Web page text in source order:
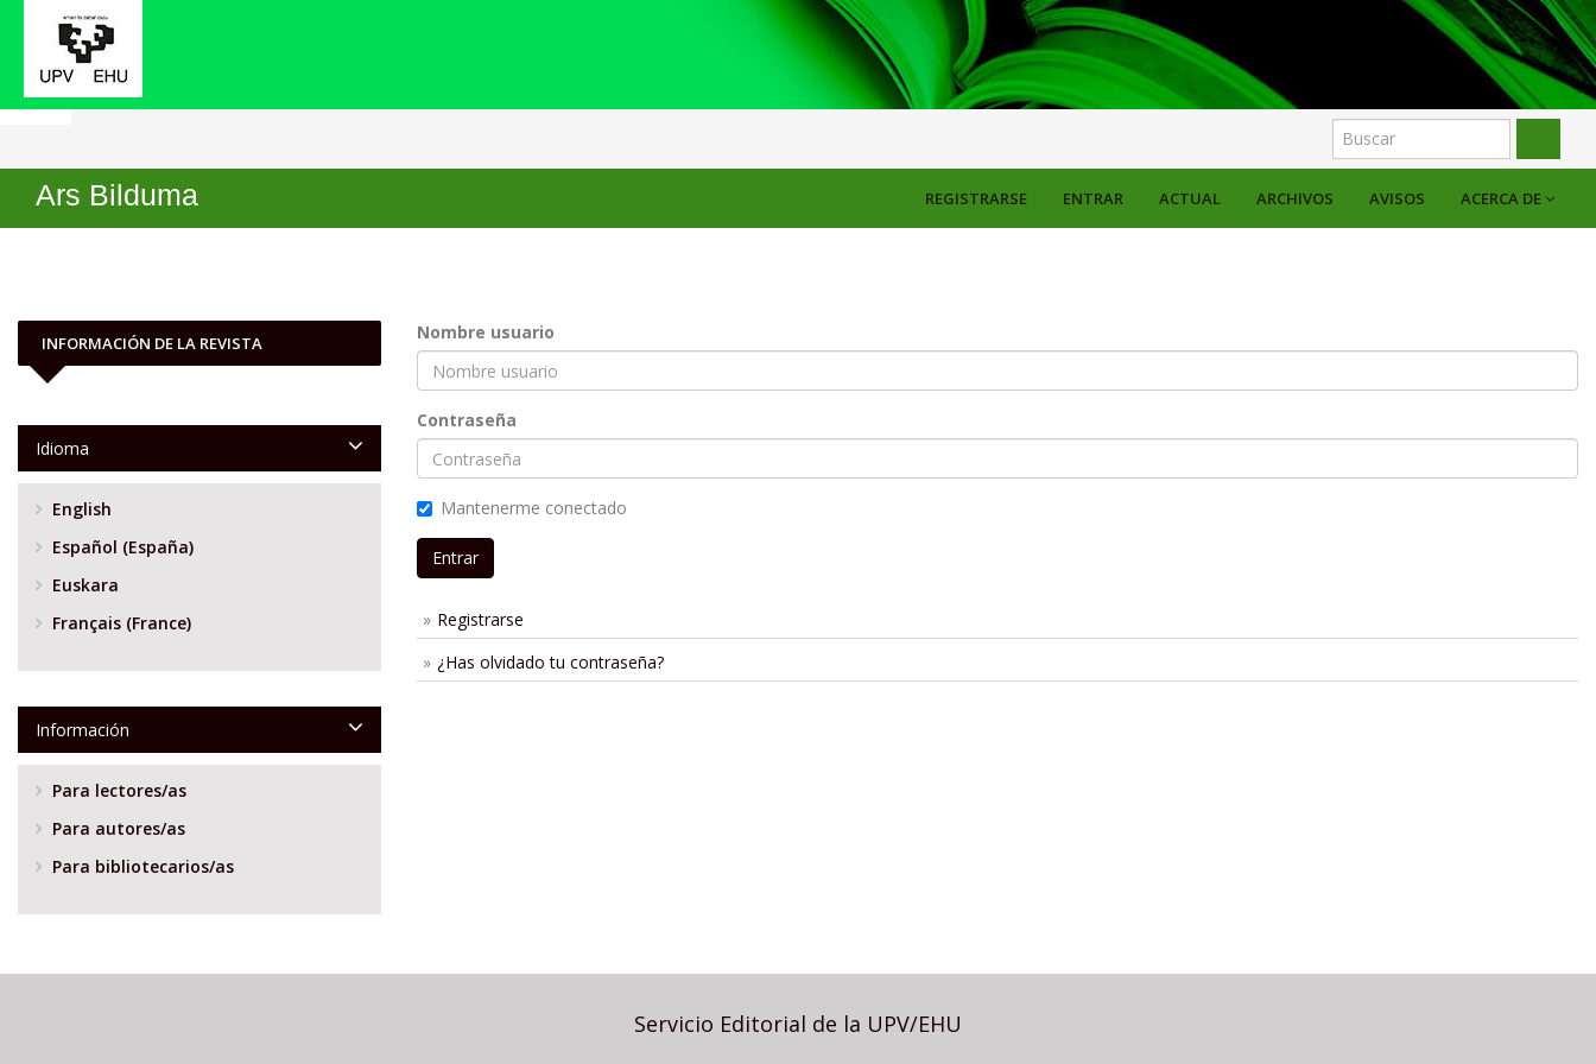
ACTUAL ARCHIVOS AVISOS ACERCA DE
REGISTRARSE ENTRAR
Ars Bilduma
Inicio Entrar
Nombre usuario
Contraseña
Mantenerme conectado
Entrar
Registrarse
¿Has olvidado tu contraseña?
INFORMACIÓN DE LA REVISTA
Idioma
English
Español (España)
Euskara
Français (France)
Información
Para lectores/as
Para autores/as
Para bibliotecarios/as
Servicio Editorial de la UPV/EHU